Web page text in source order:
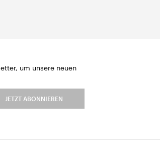
um unsere neuen
JETZT ABONNIEREN